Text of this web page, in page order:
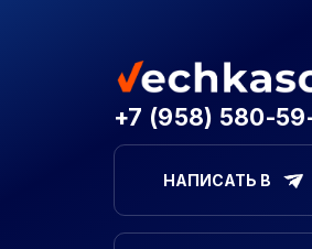
+7 (958) 580-
НАПИСАТЬ В